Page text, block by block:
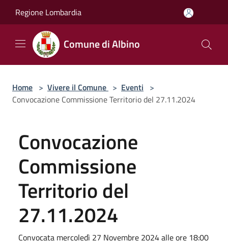
Regione Lombardia
Comune di Albino
Home > Vivere il Comune > Eventi >
Convocazione Commissione Territorio del 27.11.2024
Convocazione
Commissione
Territorio del
27.11.2024
Convocata mercoledì 27 Novembre 2024 alle ore 18:00